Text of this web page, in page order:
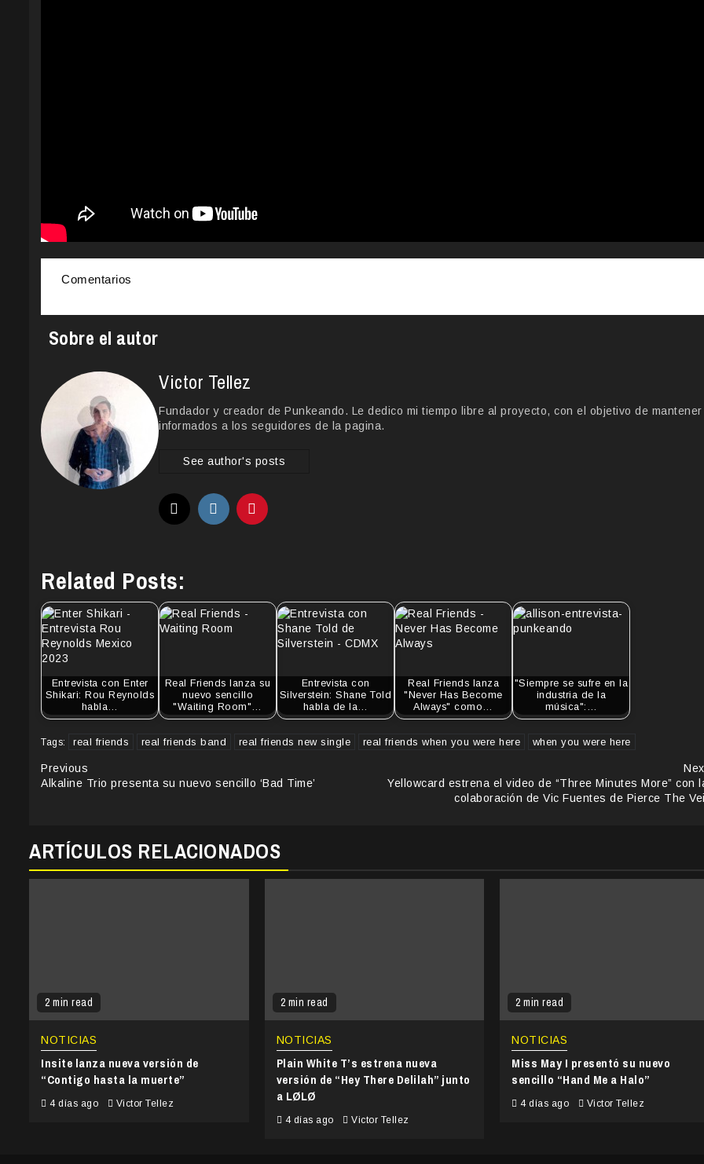
Comentarios
Sobre el autor
Victor Tellez
Fundador y creador de Punkeando. Le dedico mi tiempo libre al proyecto, con el objetivo de mantener
informados a los seguidores de la pagina.
See author's posts
Related Posts:
Entrevista con Enter
Shikari: Rou Reynolds
habla…
Real Friends lanza su
nuevo sencillo
"Waiting Room"…
Entrevista con
Silverstein: Shane Told
habla de la…
Real Friends lanza
"Never Has Become
Always" como…
"Siempre se sufre en la
industria de la
música":…
Tags: real friends real friends band real friends new single real friends when you were here when you were here
Continue
Reading
Previous
Alkaline Trio presenta su nuevo sencillo ‘Bad Time’
Yellowcard estrena el video de “Three Minutes More” con
colaboración de Vic Fuentes de Pierce The
ARTÍCULOS RELACIONADOS
2 min read
NOTICIAS
Insite lanza nueva versión de
“Contigo hasta la muerte”
4 días ago Victor Tellez
2 min read
NOTICIAS
Plain White T’s estrena nueva
versión de “Hey There Delilah” junto
a LØLØ
4 días ago Victor Tellez
2 min read
NOTICIAS
Miss May I presentó su nuevo
sencillo “Hand Me a Halo”
4 días ago Victor Tellez